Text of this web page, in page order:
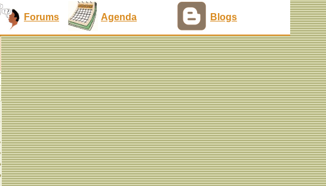
Forums Agenda Blogs